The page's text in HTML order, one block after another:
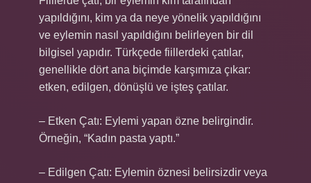
yapıldığını, kim ya da neye yönelik yapıldığını
ve eylemin nasıl yapıldığını belirleyen bir dil
bilgisel yapıdır. Türkçede fiillerdeki çatılar,
genellikle dört ana biçimde karşımıza çıkar:
etken, edilgen, dönüşlü ve işteş çatılar.
– Etken Çatı: Eylemi yapan özne belirgindir.
Örneğin, “Kadın pasta yaptı.”
– Edilgen Çatı: Eylemin öznesi belirsizdir veya